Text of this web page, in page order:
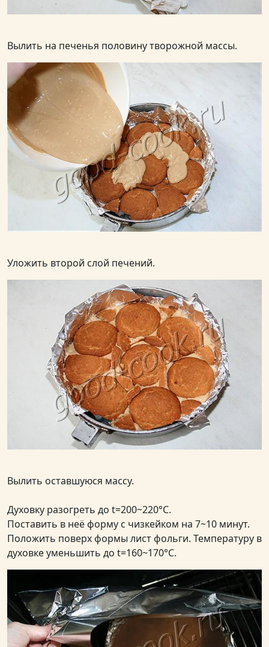
Вылить на печенья половину творожной массы.
Уложить второй слой печений.
Вылить оставшуюся массу.
Духовку разогреть до t=200~220°C.
Поставить в неё форму с чизкейком на 7~10 минут.
Положить поверх формы лист фольги. Температуру в
духовке уменьшить до t=160~170°C.